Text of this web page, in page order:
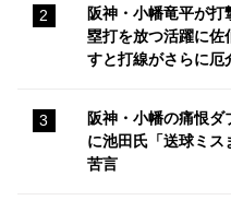
阪神・小幡竜平が
塁打を放つ活躍に佐
すと打線がさらに厄
阪神・小幡の痛恨
に池田氏「送球ミ
苦言